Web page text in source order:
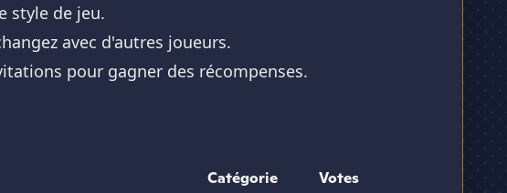
style de jeu.
avec d'autres joueurs.
pour gagner des récompenses.
Catégorie Votes